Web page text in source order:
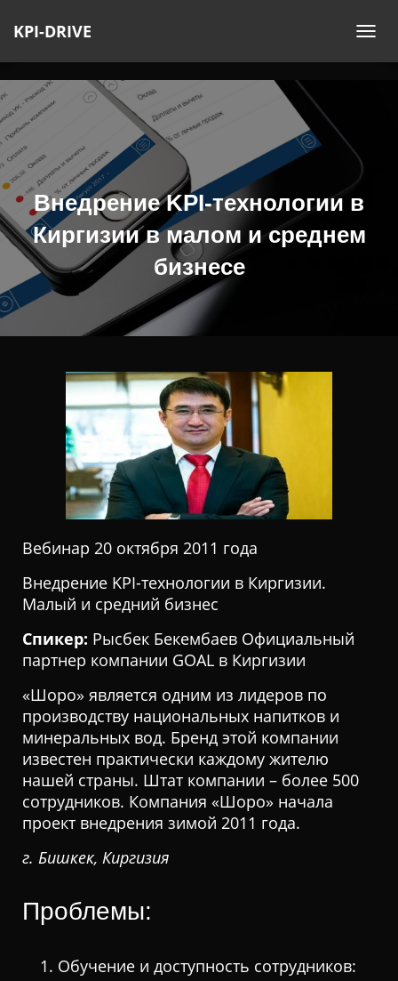
KPI-DRIVE
Е
Внедрение KPI-технологии в
Киргизии в малом и среднем
бизнесе
Вебинар 20 октября 2011 года
Внедрение KPI-технологии в Киргизии.
Малый и средний бизнес
Спикер: Рысбек Бекембаев Официальный
партнер компании GOAL в Киргизии
«Шоро» является одним из лидеров по
производству национальных напитков и
минеральных вод. Бренд этой компании
известен практически каждому жителю
нашей страны. Штат компании – более 500
сотрудников. Компания «Шоро» начала
проект внедрения зимой 2011 года.
г. Бишкек, Киргизия
Проблемы:
Обучение и доступность сотрудников: